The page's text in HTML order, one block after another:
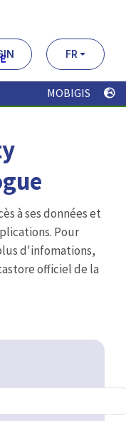
FR
MOBIGIS
à ses données et
Pour
d'infomations,
officiel de la